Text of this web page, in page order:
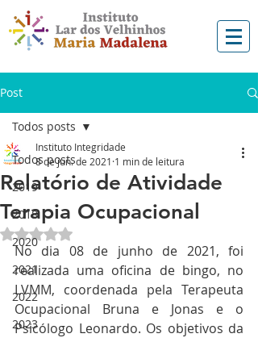
Post
Todos posts
2019
2018
2020
2021
2022
2023
Todos posts
Relatório de Atividade
Terapia Ocupacional
Instituto Integridade
8 de jun. de 2021 1 min de leitura
Avaliado com NaN de 5 estrelas.
No dia 08 de junho de 2021, foi
realizada uma oficina de bingo, no
LVMM, coordenada pela Terapeuta
Ocupacional Bruna e Jonas e o
Psicólogo Leonardo. Os objetivos da